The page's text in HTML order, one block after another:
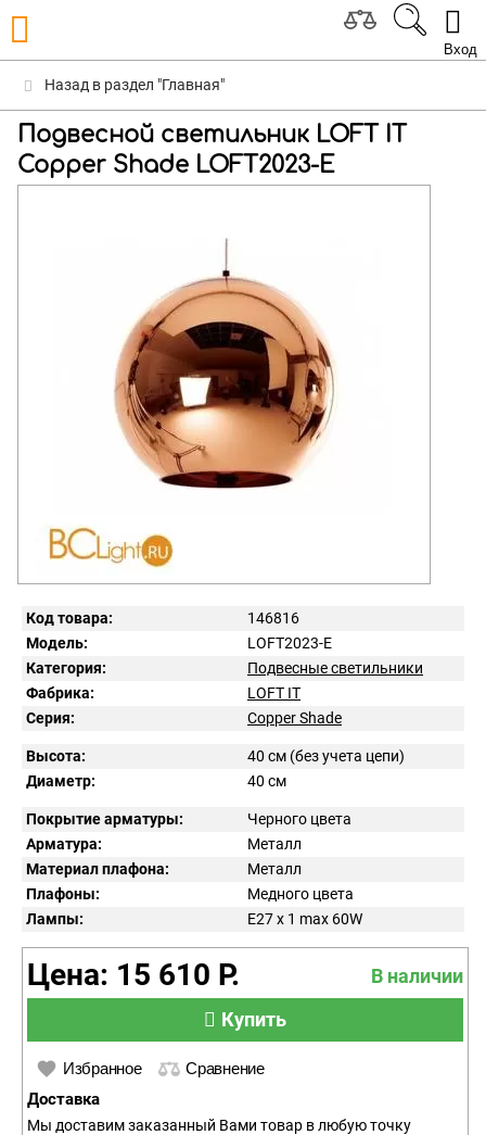
Вход
Назад в раздел "Главная"
Подвесной светильник LOFT IT
Copper Shade LOFT2023-E
Код товара:
146816
Модель:
LOFT2023-E
Категория:
Подвесные светильники
Фабрика:
LOFT IT
Серия:
Copper Shade
Высота:
40 см (без учета цепи)
Диаметр:
40 см
Покрытие арматуры:
Черного цвета
Арматура:
Металл
Материал плафона:
Металл
Плафоны:
Медного цвета
Лампы:
E27 x 1 max 60W
Цена: 15 610 Р.
В наличии
Купить
Избранное Сравнение
Доставка
Мы доставим заказанный Вами товар в любую точку